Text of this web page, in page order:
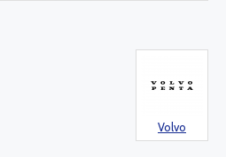
Volvo